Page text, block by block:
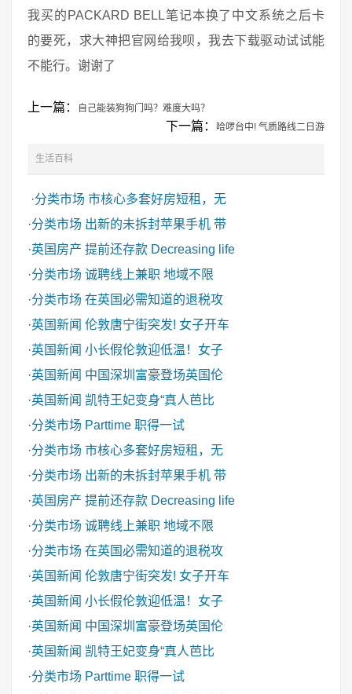
我买的PACKARD BELL笔记本换了中文系统之后卡
的要死，求大神把官网给我呗，我去下载驱动试试能
不能行。谢谢了
上一篇： 自己能装狗狗门吗？难度大吗？
下一篇： 哈啰台中! 气质路线二日游
生活百科
·分类市场 市核心多套好房短租，无
·分类市场 出新的未拆封苹果手机 带
·英国房产 提前还存款 Decreasing life
·分类市场 诚聘线上兼职 地域不限
·分类市场 在英国必需知道的退税攻
·英国新闻 伦敦唐宁街突发! 女子开车
·英国新闻 小长假伦敦迎低温！女子
·英国新闻 中国深圳富豪登场英国伦
·英国新闻 凯特王妃变身“真人芭比
·分类市场 Parttime 职得一试
·分类市场 市核心多套好房短租，无
·分类市场 出新的未拆封苹果手机 带
·英国房产 提前还存款 Decreasing life
·分类市场 诚聘线上兼职 地域不限
·分类市场 在英国必需知道的退税攻
·英国新闻 伦敦唐宁街突发! 女子开车
·英国新闻 小长假伦敦迎低温！女子
·英国新闻 中国深圳富豪登场英国伦
·英国新闻 凯特王妃变身“真人芭比
·分类市场 Parttime 职得一试